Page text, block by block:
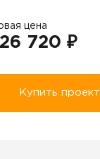
цена
720 ₽
Купить проект